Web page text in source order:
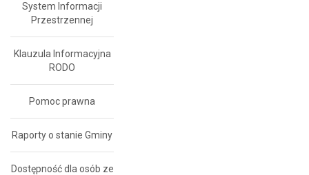
System Informacji
Przestrzennej
Klauzula Informacyjna
RODO
Pomoc prawna
Raporty o stanie Gminy
Dostępność dla osób ze